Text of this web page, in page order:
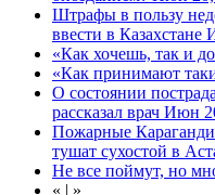
Штрафы в пользу
ввести в Казахстане
«Как хочешь, так и
«Как принимают
О состоянии
рассказал врач Июн
Пожарные
тушат сухостой в
Не все поймут, но
« | »